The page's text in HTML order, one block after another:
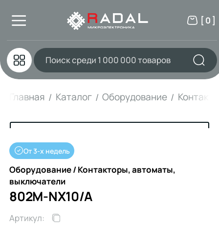
[ 0 ]
Главная Каталог Оборудование
От 3-х недель
Оборудование / Контакторы, автоматы,
выключатели
802M-NX10/A
Артикул: